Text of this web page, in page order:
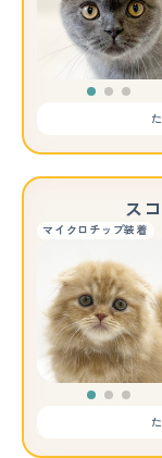
ス
マイクロチップ装着